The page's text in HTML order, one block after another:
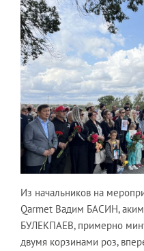
Из начальников на
Qarmet Вадим БАСИН, аким
БУЛЕКПАЕВ, примерно
двумя корзинами роз,